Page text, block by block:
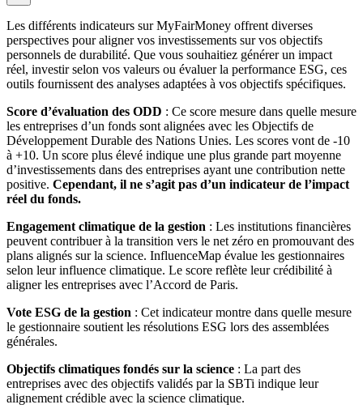
Les différents indicateurs sur MyFairMoney offrent diverses
perspectives pour aligner vos investissements sur vos objectifs
personnels de durabilité. Que vous souhaitiez générer un impact
réel, investir selon vos valeurs ou évaluer la performance ESG, ces
outils fournissent des analyses adaptées à vos objectifs spécifiques.
Score d’évaluation des ODD : Ce score mesure dans quelle mesure
les entreprises d’un fonds sont alignées avec les Objectifs de
Développement Durable des Nations Unies. Les scores vont de -10
à +10. Un score plus élevé indique une plus grande part moyenne
d’investissements dans des entreprises ayant une contribution nette
positive. Cependant, il ne s’agit pas d’un indicateur de l’impact
réel du fonds.
Engagement climatique de la gestion : Les institutions financières
peuvent contribuer à la transition vers le net zéro en promouvant des
plans alignés sur la science. InfluenceMap évalue les gestionnaires
selon leur influence climatique. Le score reflète leur crédibilité à
aligner les entreprises avec l’Accord de Paris.
Vote ESG de la gestion : Cet indicateur montre dans quelle mesure
le gestionnaire soutient les résolutions ESG lors des assemblées
générales.
Objectifs climatiques fondés sur la science : La part des
entreprises avec des objectifs validés par la SBTi indique leur
alignement crédible avec la science climatique.